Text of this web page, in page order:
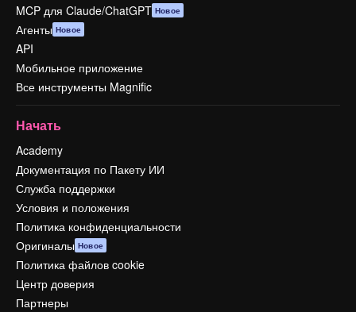
MCP для Claude/ChatGPT Новое
Агенты Новое
API
Мобильное приложение
Все инструменты Magnific
Начать
Academy
Документация по Пакету ИИ
Служба поддержки
Условия и положения
Политика конфиденциальности
Оригиналы Новое
Политика файлов cookie
Центр доверия
Партнеры